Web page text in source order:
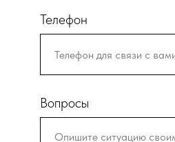
Телефон
Вопросы